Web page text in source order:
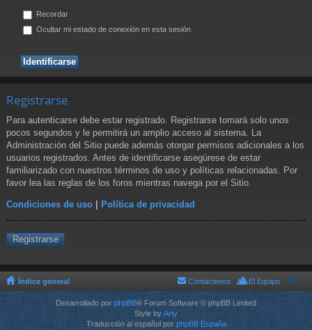
Recordar
Ocultar mi estado de conexión en esta sesión
Registrarse
Para autenticarse debe estar registrado. Registrarse tomará solo unos
pocos segundos y le permitirá un amplio acceso al sistema. La
Administración del Sitio puede además otorgar permisos adicionales a los
usuarios registrados. Antes de identificarse asegúrese de estar
familiarizado con nuestros términos de uso y políticas relacionadas. Por
favor lea las reglas de los foros mientras navega por el Sitio.
Condiciones de uso | Política de privacidad
Registrarse
Índice general El Equipo
Contáctenos
Desarrollado por phpBB® Forum Software © phpBB Limited
Style by Arty
Traducción al español por phpBB España